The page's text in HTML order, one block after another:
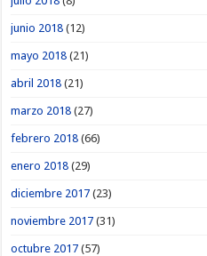
junio 2018 (12)
mayo 2018 (21)
abril 2018 (21)
marzo 2018 (27)
febrero 2018 (66)
enero 2018 (29)
diciembre 2017 (23)
noviembre 2017 (31)
octubre 2017 (57)